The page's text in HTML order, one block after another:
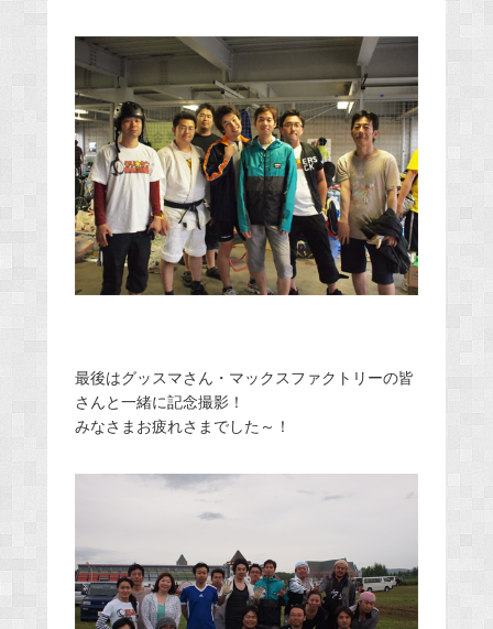
最後はグッスマさん・マックスファクトリーの皆
さんと一緒に記念撮影！
みなさまお疲れさまでした～！